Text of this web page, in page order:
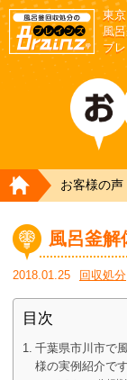
東京/
東
風
ブ
HOME
お客様の声
風呂釜解
2018.01.25 回収処分
目次
千葉県市川市で
様の実例紹介です